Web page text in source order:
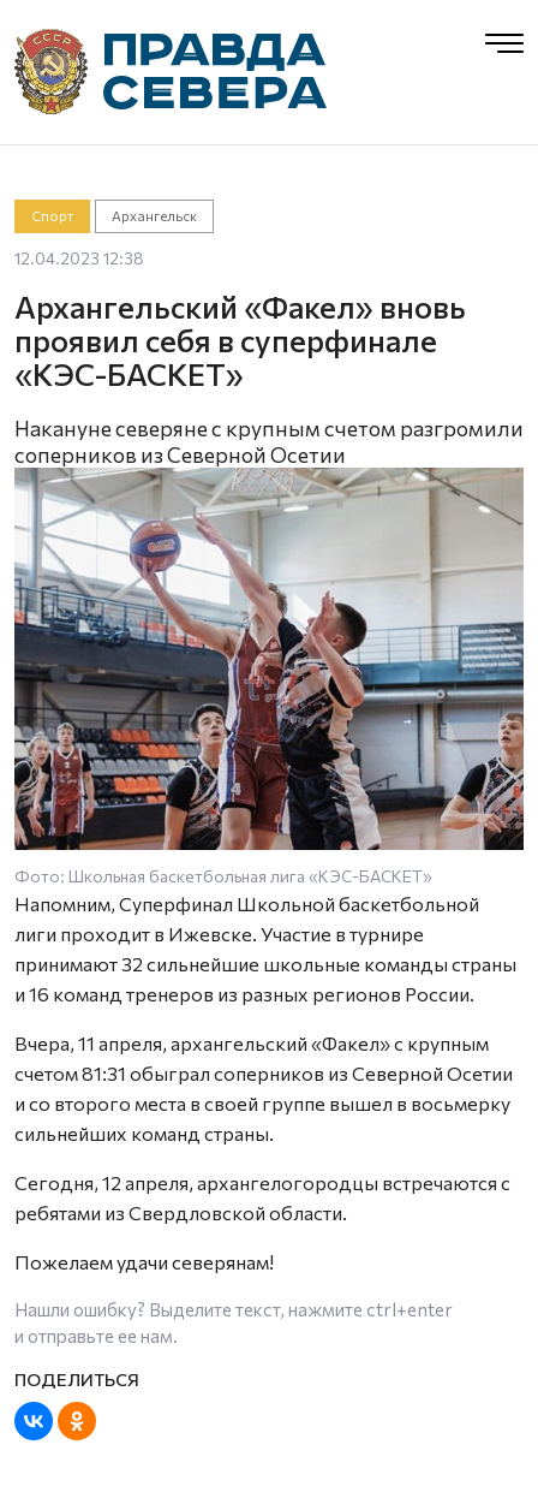
Спорт Архангельск
12.04.2023 12:38
Архангельский «Факел» вновь
проявил себя в суперфинале
«КЭС-БАСКЕТ»
Накануне северяне с крупным счетом разгромили
соперников из Северной Осетии
Фото: Школьная баскетбольная лига «КЭС-БАСКЕТ»
Напомним, Суперфинал Школьной баскетбольной
лиги проходит в Ижевске. Участие в турнире
принимают 32 сильнейшие школьные команды страны
и 16 команд тренеров из разных регионов России.
Вчера, 11 апреля, архангельский «Факел» с крупным
счетом 81:31 обыграл соперников из Северной Осетии
и со второго места в своей группе вышел в восьмерку
сильнейших команд страны.
Сегодня, 12 апреля, архангелогородцы встречаются с
ребятами из Свердловской области.
Пожелаем удачи северянам!
Нашли ошибку? Выделите текст, нажмите ctrl+enter
и отправьте ее нам.